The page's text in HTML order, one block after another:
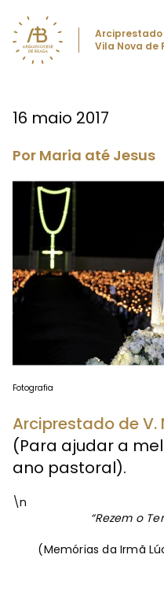
Arciprestado
Vila Nova de
16 maio 2017
Por Maria até Jesus
Fotografia
Arciprestado de V.
(Para ajudar a
ano pastoral).
\n
“Rezem o
(Memórias da Irmã